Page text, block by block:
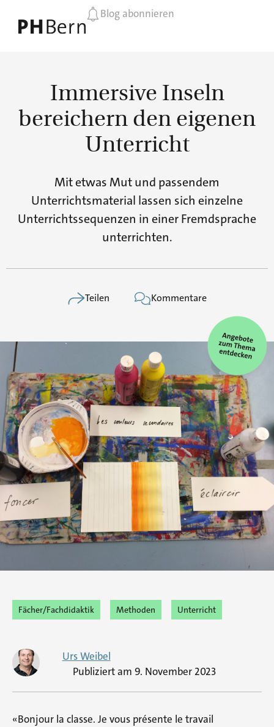
Blog abonnieren
Immersive Inseln
bereichern den eigenen
Unterricht
Mit etwas Mut und passendem
Unterrichtsmaterial lassen sich einzelne
Unterrichtssequenzen in einer Fremdsprache
unterrichten.
Teilen Kommentare
Fächer/Fachdidaktik Methoden Unterricht
Urs Weibel
Publiziert am 9. November 2023
«Bonjour la classe. Je vous présente le travail